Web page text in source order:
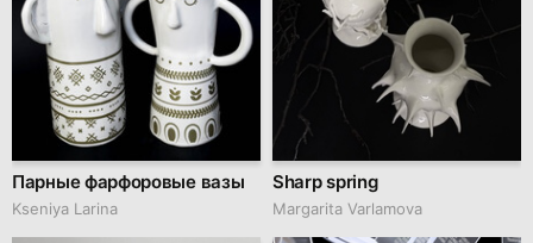
Парные фарфоровые вазы
Kseniya Larina
Sharp spring
Margarita Varlamova